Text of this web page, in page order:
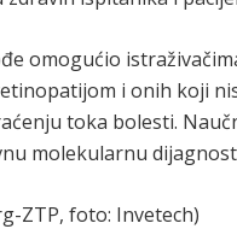
omogućio
i onih koji
toka bolesti.
molekularnu
ZTP, foto: Invetech)